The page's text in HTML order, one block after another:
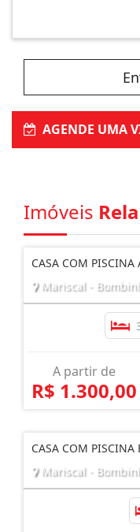
AGENDE UMA
Imóveis
CASA COM PISCINA
Mariscal -
A partir de
R$ 1.300,00
CASA COM PISCINA
Mariscal -